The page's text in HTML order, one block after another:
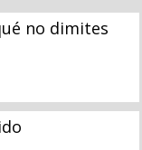
no dimites